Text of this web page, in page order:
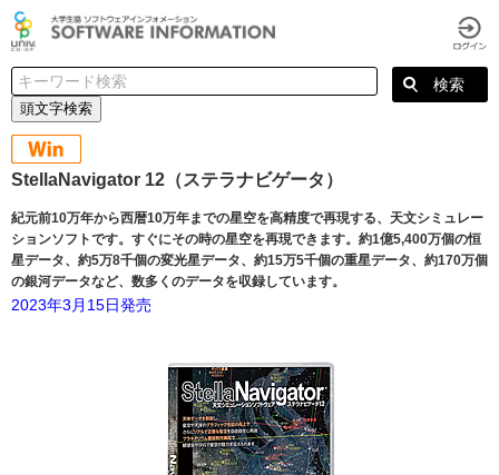
頭文字検索
StellaNavigator 12（ステラナビゲータ）
紀元前10万年から西暦10万年までの星空を高精度で再現する、天文シミュレー
ションソフトです。すぐにその時の星空を再現できます。約1億5,400万個の恒
星データ、約5万8千個の変光星データ、約15万5千個の重星データ、約170万個
の銀河データなど、数多くのデータを収録しています。
2023年3月15日発売